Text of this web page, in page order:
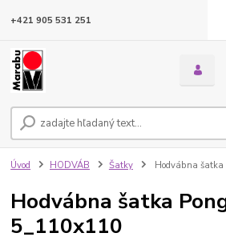
+421 905 531 251
Úvod HODVÁB Šatky Hodvábna
Hodvábna šatka
5_110x110